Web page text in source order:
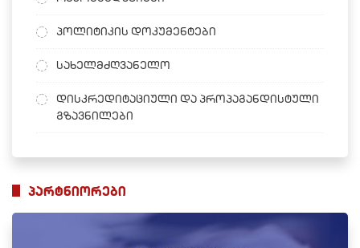
პოლიტიკის დოკუმენტები
სახელმძღვანელო
დისკრედიტაციული და პროპაგანდისტული
გზავნილები
პარტნიორები